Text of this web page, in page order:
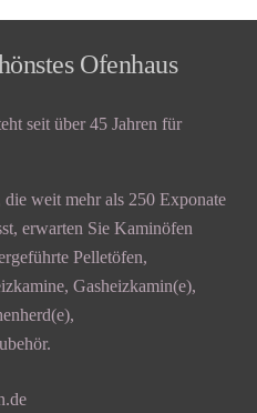
Ofenhaus
seit über 45 Jahren für
weit mehr als 250 Exponate
erwarten Sie Kaminöfen
Pelletöfen,
Gasheizkamin(e),